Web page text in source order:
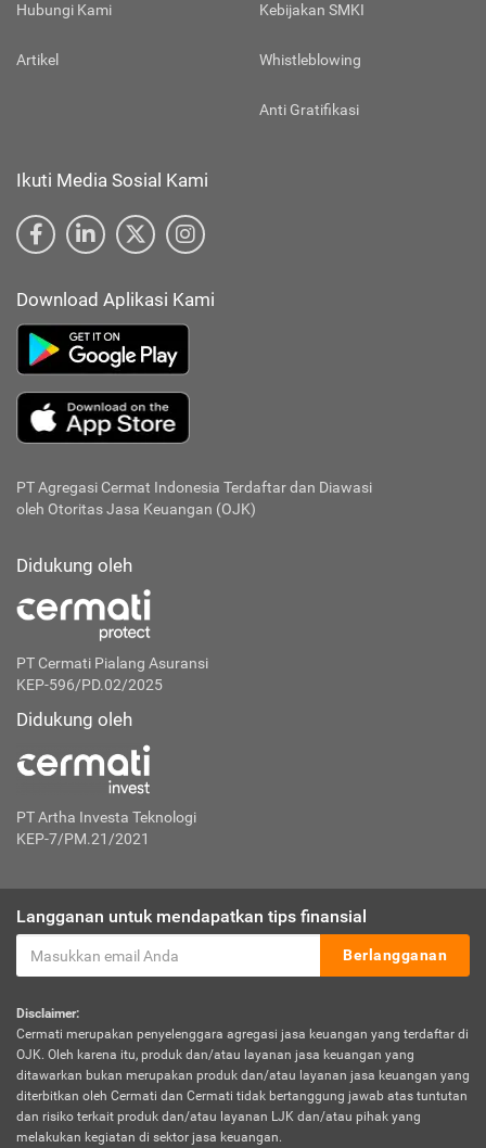
Hubungi Kami
Artikel
Kebijakan SMKI
Whistleblowing
Anti Gratifikasi
Ikuti Media Sosial Kami
Download Aplikasi Kami
PT Agregasi Cermat Indonesia Terdaftar dan Diawasi
oleh Otoritas Jasa Keuangan (OJK)
Didukung oleh
PT Cermati Pialang Asuransi
KEP-596/PD.02/2025
Didukung oleh
PT Artha Investa Teknologi
KEP-7/PM.21/2021
Langganan untuk mendapatkan tips finansial
Berlangganan
Disclaimer:
Cermati merupakan penyelenggara agregasi jasa keuangan yang terdaftar di
OJK. Oleh karena itu, produk dan/atau layanan jasa keuangan yang
ditawarkan bukan merupakan produk dan/atau layanan jasa keuangan yang
diterbitkan oleh Cermati dan Cermati tidak bertanggung jawab atas tuntutan
dan risiko terkait produk dan/atau layanan LJK dan/atau pihak yang
melakukan kegiatan di sektor jasa keuangan.